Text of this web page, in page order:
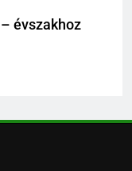
évszakhoz